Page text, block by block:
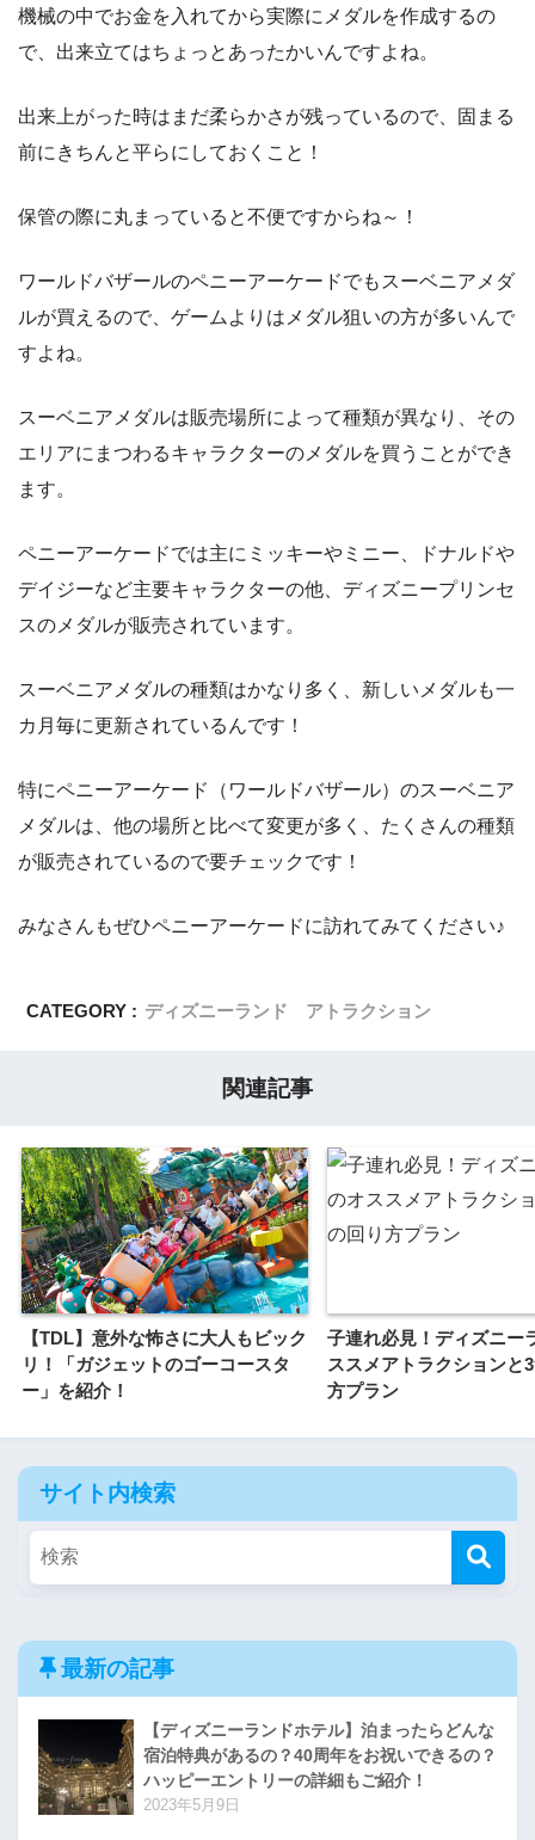
機械の中でお金を入れてから実際にメダルを作成するの
で、出来立てはちょっとあったかいんですよね。
出来上がった時はまだ柔らかさが残っているので、固まる
前にきちんと平らにしておくこと！
保管の際に丸まっていると不便ですからね～！
ワールドバザールのペニーアーケードでもスーベニアメダ
ルが買えるので、ゲームよりはメダル狙いの方が多いんで
すよね。
スーベニアメダルは販売場所によって種類が異なり、その
エリアにまつわるキャラクターのメダルを買うことができ
ます。
ペニーアーケードでは主にミッキーやミニー、ドナルドや
デイジーなど主要キャラクターの他、ディズニープリンセ
スのメダルが販売されています。
スーベニアメダルの種類はかなり多く、新しいメダルも一
カ月毎に更新されているんです！
特にペニーアーケード（ワールドバザール）のスーベニア
メダルは、他の場所と比べて変更が多く、たくさんの種類
が販売されているので要チェックです！
みなさんもぜひペニーアーケードに訪れてみてください♪
CATEGORY : ディズニーランド アトラクション
関連記事
【TDL】意外な怖さに大人もビック
リ！「ガジェットのゴーコースタ
ー」を紹介！
子連れ必見！ディズニー
ススメアトラクションと
方プラン
サイト内検索
最新の記事
【ディズニーランドホテル】泊まったらどんな
宿泊特典があるの？40周年をお祝いできるの？
ハッピーエントリーの詳細もご紹介！
2023年5月9日